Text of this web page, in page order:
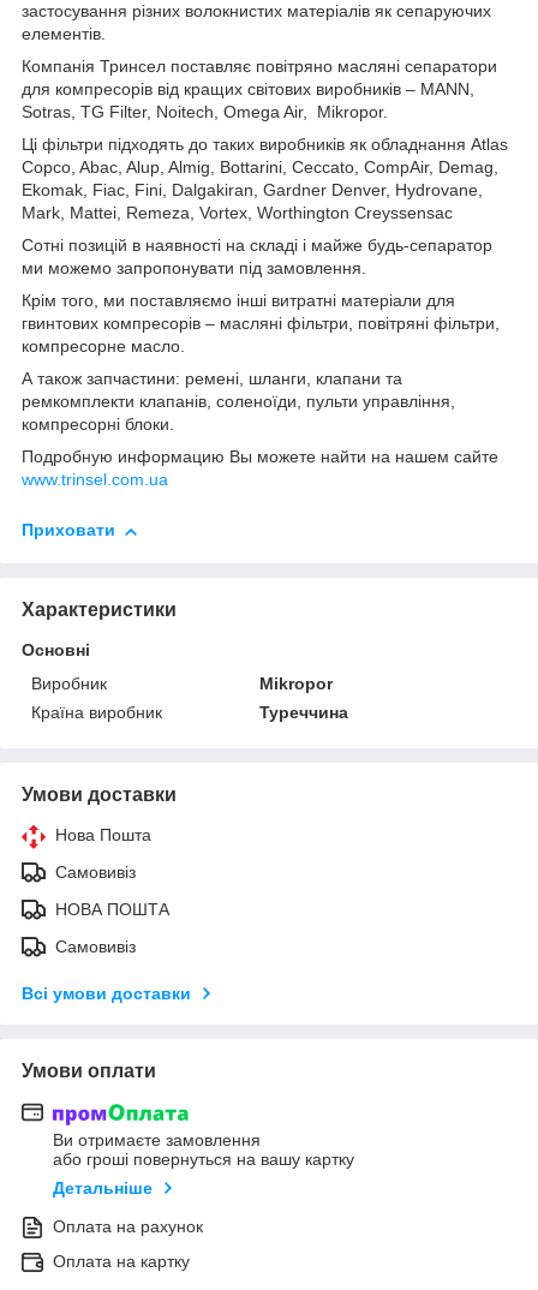
застосування різних волокнистих матеріалів як сепаруючих
елементів.
Компанія Тринсел поставляє повітряно масляні сепаратори
для компресорів від кращих світових виробників – MANN,
Sotras, TG Filter, Noitech, OmegaAir, Mikropor.
Ці фільтри підходять до таких виробників як обладнання Atlas
Copco, Abac, Alup, Almig, Bottarini, Ceccato, CompAir, Demag,
Ekomak, Fiac, Fini, Dalgakiran, Gardner Denver, Hydrovane,
Mark, Mattei, Remeza, Vortex, Worthington Creyssensac
Сотні позицій в наявності на складі і майже будь-сепаратор
ми можемо запропонувати під замовлення.
Крім того, ми поставляємо інші витратні матеріали для
гвинтових компресорів – масляні фільтри, повітряні фільтри,
компресорне масло.
А також запчастини: ремені, шланги, клапани та
ремкомплекти клапанів, соленоїди, пульти управління,
компресорні блоки.
Подробную информацию Вы можете найти на нашем сайте
www.trinsel.com.ua
Приховати
Характеристики
Основні
Виробник
Mikropor
Країна виробник
Туреччина
Умови доставки
Нова Пошта
Самовивіз
НОВА ПОШТА
Самовивіз
Всі умови доставки
Умови оплати
Ви отримаєте замовлення
або гроші повернуться на вашу картку
Детальніше
Оплата на рахунок
Оплата на картку